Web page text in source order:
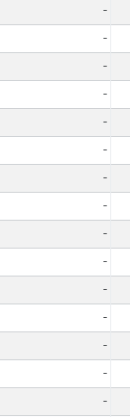
-
-
-
-
-
-
-
-
-
-
-
-
-
-
-